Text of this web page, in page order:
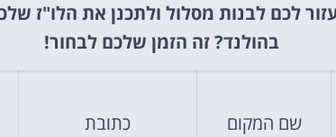
לכם לבנות מסלול ולתכנן את הלו"ז
בהולנד? זה הזמן שלכם לבחור!
שם המקום כתובת